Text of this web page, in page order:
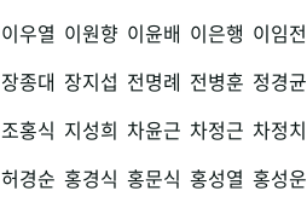
이우열 이원향 이윤배 이은행 이임전
장종대 장지섭 전명례 전병훈 정경균
조홍식 지성희 차윤근 차정근 차정치
허경순 홍경식 홍문식 홍성열 홍성운